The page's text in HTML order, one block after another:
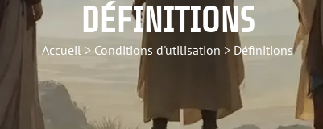
DÉFINITIONS
Accueil > Conditions d'utilisation > Définitions